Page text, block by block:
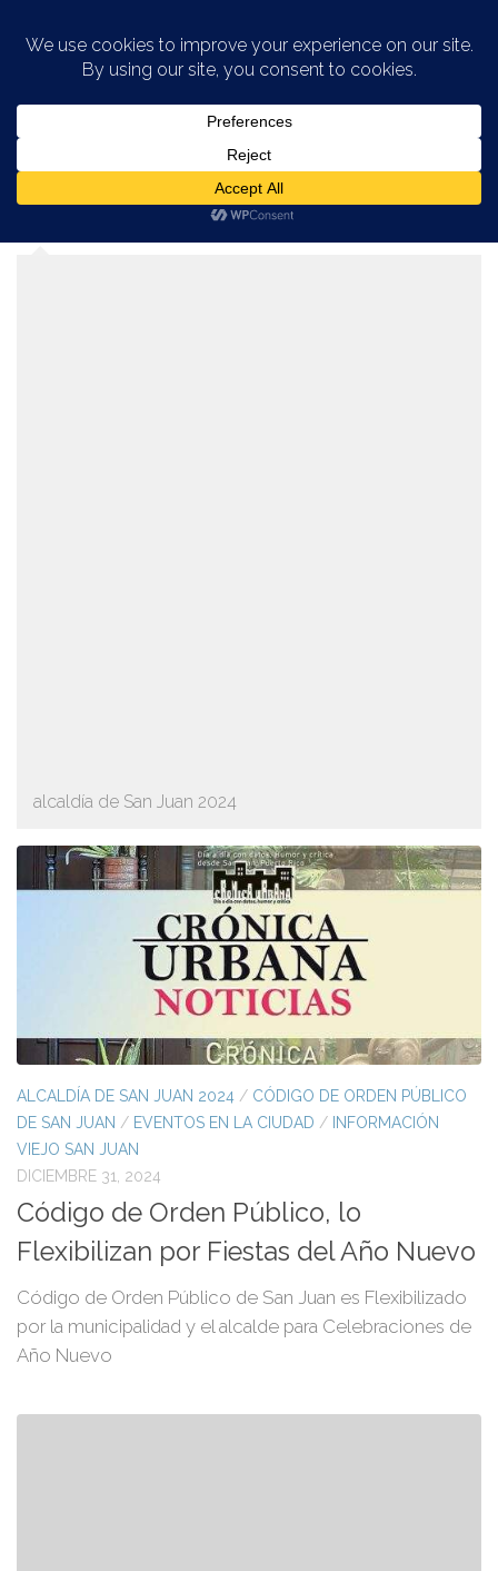
ALCALDÍA DE SAN JUAN
2024
alcaldía de San Juan 2024
ALCALDÍA DE SAN JUAN 2024 / CÓDIGO DE ORDEN PÚBLICO
DE SAN JUAN / EVENTOS EN LA CIUDAD / INFORMACIÓN
VIEJO SAN JUAN
DICIEMBRE 31, 2024
Código de Orden Público, lo
Flexibilizan por Fiestas del Año Nuevo
Código de Orden Público de San Juan es Flexibilizado
por la municipalidad y el alcalde para Celebraciones de
Año Nuevo